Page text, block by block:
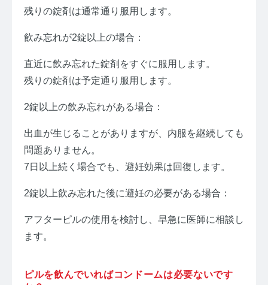
残りの錠剤は通常通り服用します。
飲み忘れが2錠以上の場合：
直近に飲み忘れた錠剤をすぐに服用します。
残りの錠剤は予定通り服用します。
2錠以上の飲み忘れがある場合：
出血が生じることがありますが、内服を継続しても
問題ありません。
7日以上続く場合でも、避妊効果は回復します。
2錠以上飲み忘れた後に避妊の必要がある場合：
アフターピルの使用を検討し、早急に医師に相談し
ます。
ピルを飲んでいればコンドームは必要ないです